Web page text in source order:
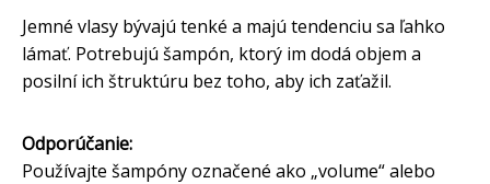
Jemné vlasy bývajú tenké a majú tendenciu sa ľahko
lámať. Potrebujú šampón, ktorý im dodá objem a
posilní ich štruktúru bez toho, aby ich zaťažil.
Odporúčanie:
Používajte šampóny označené ako „volume“ alebo